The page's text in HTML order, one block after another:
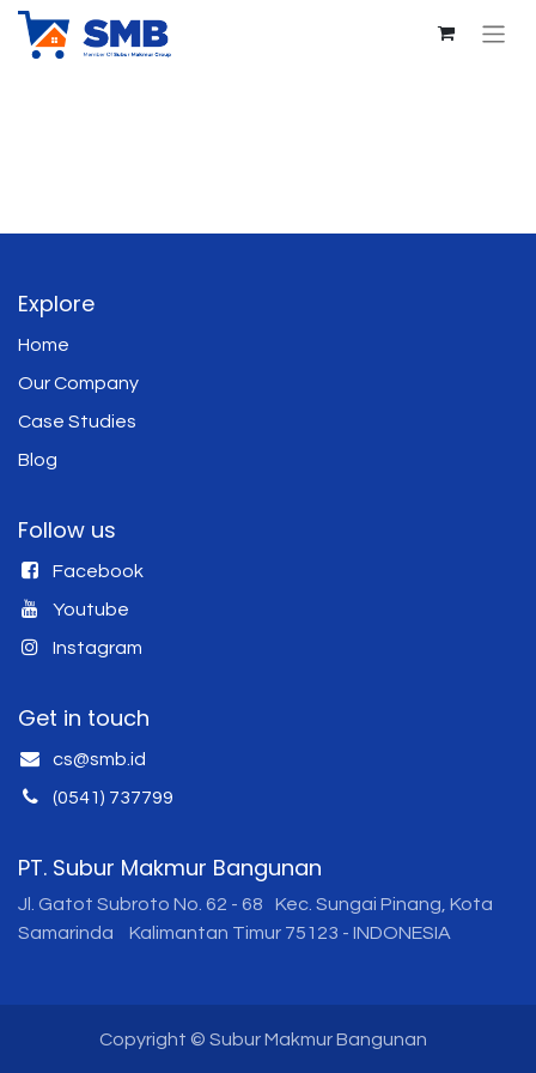
Explore
Home
Our Company
Case Studies
Blog
Follow us
Facebook
Youtube
Instagram
Get in touch
cs@smb.id
(0541) 737799
PT. Subur Makmur Bangunan
Jl. Gatot Subroto No. 62 - 68 Kec. Sungai Pinang, Kota
Samarinda Kalimantan Timur 75123 - INDONESIA
Copyright © Subur Makmur Bangunan